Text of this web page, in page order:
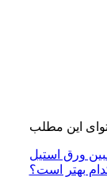
این مطلب
بین ورق استیل
بهتر است؟